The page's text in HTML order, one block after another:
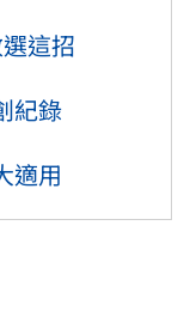
這招
紀錄
適用